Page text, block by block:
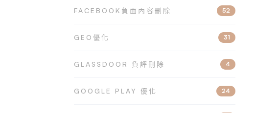
FACEBOOK負面內容刪除 52
GEO優化 31
GLASSDOOR 負評刪除 4
GOOGLE PLAY 優化 24